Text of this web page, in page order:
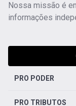
Nossa missão é
informações
PRO PODER
PRO TRIBUTOS